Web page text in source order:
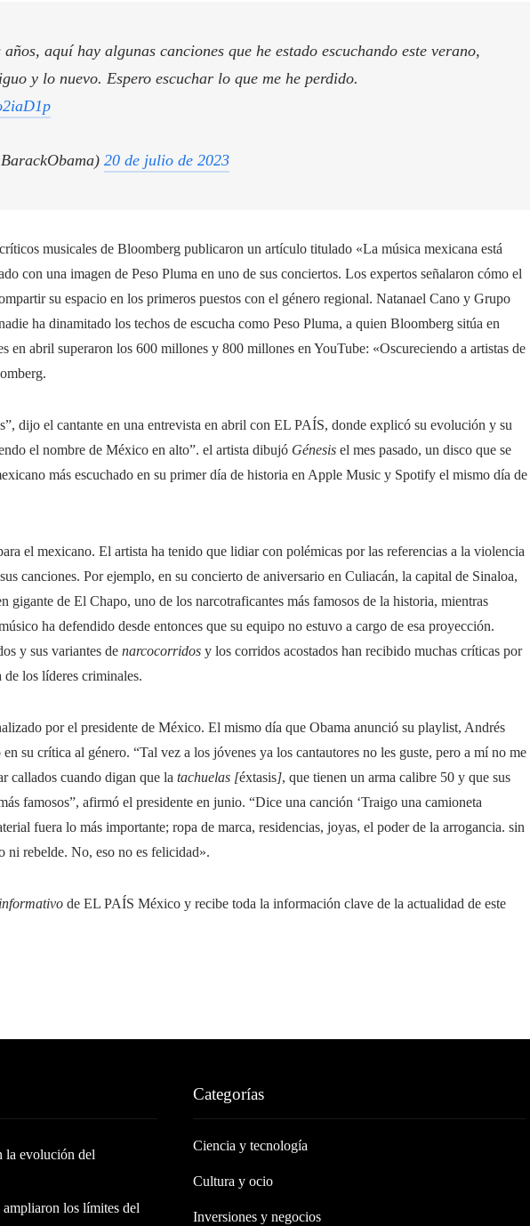
aquí hay algunas canciones que he estado escuchando este verano,
y lo nuevo. Espero escuchar lo que me he perdido.
20 de julio de 2023
musicales de Bloomberg publicaron un artículo titulado «La música mexicana está
con una imagen de Peso Pluma en uno de sus conciertos. Los expertos señalaron cómo el
su espacio en los primeros puestos con el género regional. Natanael Cano y Grupo
ha dinamitado los techos de escucha como Peso Pluma, a quien Bloomberg sitúa en
en abril superaron los 600 millones y 800 millones en YouTube: «Oscureciendo a artistas de
dijo el cantante en una entrevista en abril con EL PAÍS, donde explicó su evolución y su
el nombre de México en alto”. el artista dibujó Génesis el mes pasado, un disco que se
más escuchado en su primer día de historia en Apple Music y Spotify el mismo día de
el mexicano. El artista ha tenido que lidiar con polémicas por las referencias a la violencia
canciones. Por ejemplo, en su concierto de aniversario en Culiacán, la capital de Sinaloa,
gigante de El Chapo, uno de los narcotraficantes más famosos de la historia, mientras
ha defendido desde entonces que su equipo no estuvo a cargo de esa proyección.
y sus variantes de narcocorridos y los corridos acostados han recibido muchas críticas por
de los líderes criminales.
por el presidente de México. El mismo día que Obama anunció su playlist, Andrés
su crítica al género. “Tal vez a los jóvenes ya los cantautores no les guste, pero a mí no me
callados cuando digan que la tachuelas [éxtasis], que tienen un arma calibre 50 y que sus
famosos”, afirmó el presidente en junio. “Dice una canción ‘Traigo una camioneta
fuera lo más importante; ropa de marca, residencias, joyas, el poder de la arrogancia. sin
ni rebelde. No, eso no es felicidad».
de EL PAÍS México y recibe toda la información clave de la actualidad de este
la evolución del
ampliaron los límites del
Categorías
Ciencia y tecnología
Cultura y ocio
Inversiones y negocios